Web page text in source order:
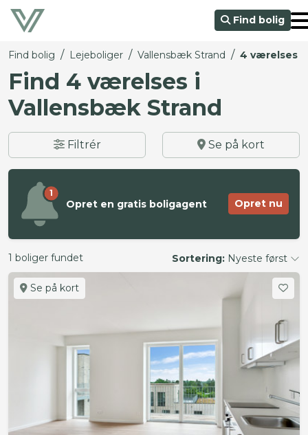
Find bolig
Find bolig / Lejeboliger / Vallensbæk Strand / 4 værelses
Find 4 værelses i
Vallensbæk Strand
Filtrér Se på kort
1
Opret en gratis boligagent Opret nu
1 boliger fundet Sortering: Nyeste først
Se på kort